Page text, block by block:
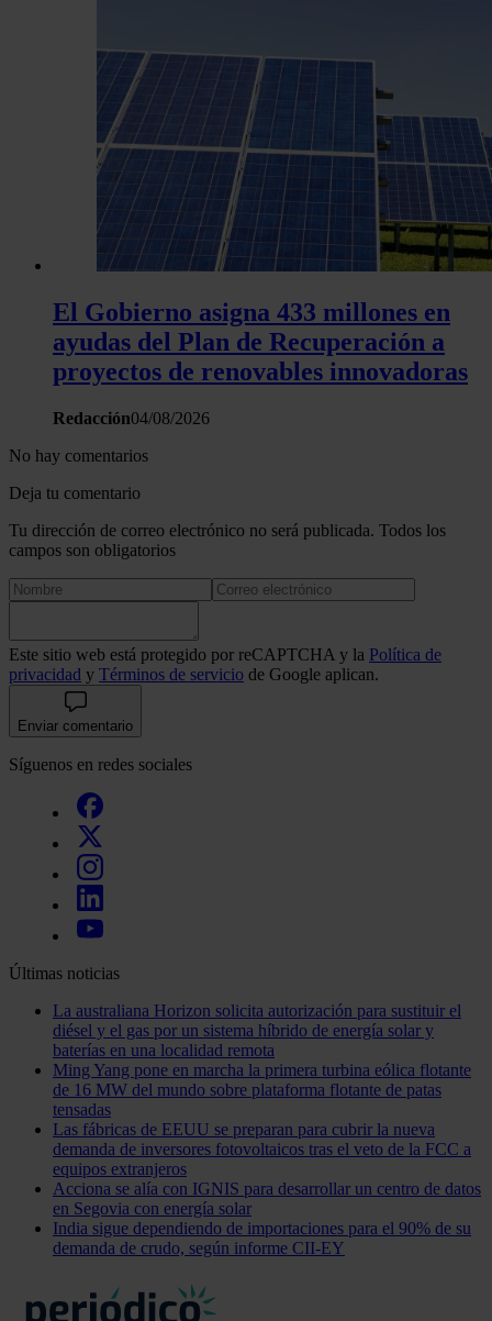
El Gobierno asigna 433 millones en
ayudas del Plan de Recuperación a
proyectos de renovables innovadoras
Redacción04/08/2026
No hay comentarios
Deja tu comentario
Tu dirección de correo electrónico no será publicada. Todos los
campos son obligatorios
Este sitio web está protegido por reCAPTCHA y la Política de
privacidad y Términos de servicio de Google aplican.
Enviar comentario
Síguenos en redes sociales
Últimas noticias
La australiana Horizon solicita autorización para sustituir el
diésel y el gas por un sistema híbrido de energía solar y
baterías en una localidad remota
Ming Yang pone en marcha la primera turbina eólica flotante
de 16 MW del mundo sobre plataforma flotante de patas
tensadas
Las fábricas de EEUU se preparan para cubrir la nueva
demanda de inversores fotovoltaicos tras el veto de la FCC a
equipos extranjeros
Acciona se alía con IGNIS para desarrollar un centro de datos
en Segovia con energía solar
India sigue dependiendo de importaciones para el 90% de su
demanda de crudo, según informe CII-EY